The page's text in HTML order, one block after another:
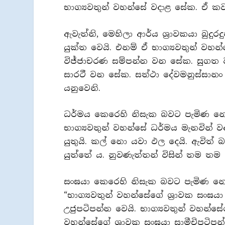
භාග්‍යවතුන් වහන්සේ වදාළ සේක. ඒ
ඇවැත්නි, මෙහිලා ආර්ය ශ්‍රාවකයා
යුක්ත වෙයි. එනම් ඒ භාග්‍යවතුන්
විජ්ජාචරණ සම්පන්න වන සේක.
සාරථී වන සේක. සත්ථා
යනුවෙනි.
ධර්මය කෙරෙහි නිසැක බවට පැමිණ
භාග්‍යවතුන් වහන්සේ ධර්මය මැනවින්
යුතුයි. කල් නො යවා ඵල දෙයි. ඇවිත්
යුත්තේ ය. නුවණැත්තන් විසින් තම තම
සංඝයා කෙරෙහි නිසැක බවට පැමිණ
“භාග්‍යවතුන් වහන්සේගේ ශ්‍රාවක
උජුපටිපන්න වෙයි. භාග්‍යවතුන්
වහන්සේගේ ශ්‍රාවක සංඝයා